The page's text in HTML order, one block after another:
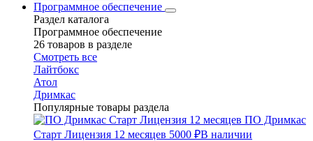
Программное обеспечение
Раздел каталога
Программное обеспечение
26 товаров в разделе
Смотреть все
Лайтбокс
Атол
Дримкас
Популярные товары раздела
ПО Дримкас
Старт Лицензия 12 месяцев 5000 ₽В наличии